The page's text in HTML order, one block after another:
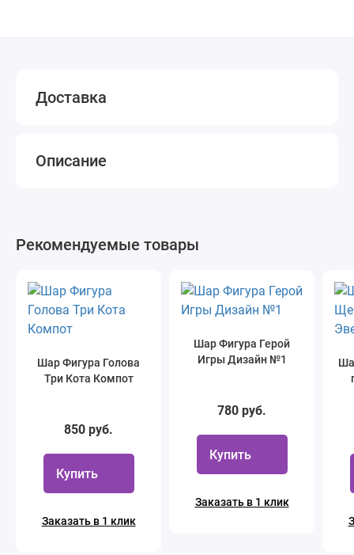
Доставка
Описание
Рекомендуемые товары
Шар Фигура Голова
Три Кота Компот
850 руб.
Купить
Заказать в 1 клик
Шар Фигура Герой
Игры Дизайн №1
780 руб.
Купить
Заказать в 1 клик